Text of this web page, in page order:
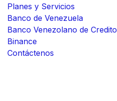
Planes y Servicios
Banco de Venezuela
Banco Venezolano de Credito
Binance
Contáctenos